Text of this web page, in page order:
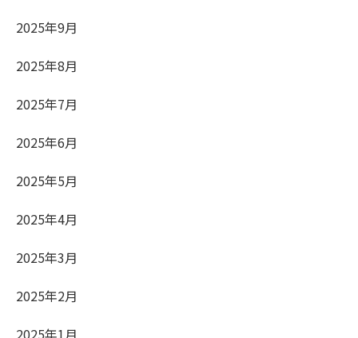
2025年9月
2025年8月
2025年7月
2025年6月
2025年5月
2025年4月
2025年3月
2025年2月